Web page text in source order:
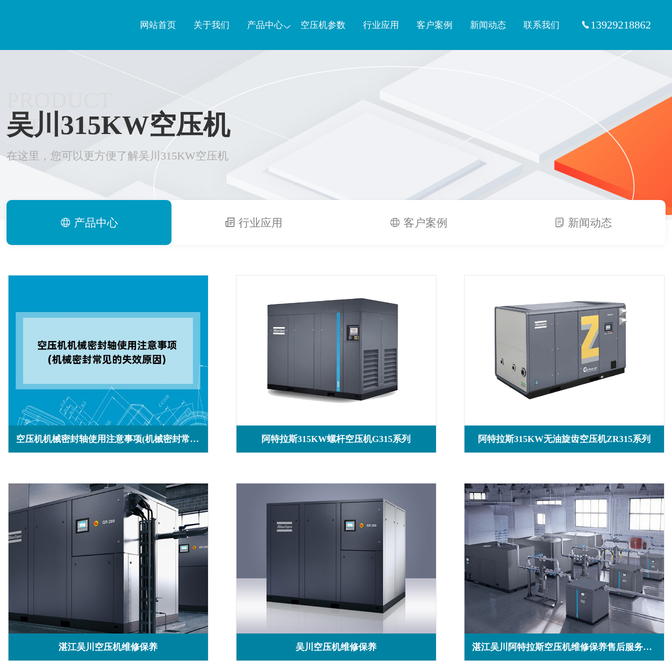
网站首页 关于我们 产品中心 空压机参数 行业应用 客户案例 新闻动态 联系我们 13929218862
AIRLONG
吴川315KW空压机
在这里，您可以更方便了解吴川315KW空压机
产品中心 行业应用 客户案例 新闻动态
空压机机械密封轴使用注意事项(机械密封常见的失效原因) 阿特拉斯315KW螺杆空压机G315系列 阿特拉斯315KW无油旋齿空压机ZR315系列
湛江吴川空压机维修保养 吴川空压机维修保养 湛江吴川阿特拉斯空压机维修保养售后服务电话